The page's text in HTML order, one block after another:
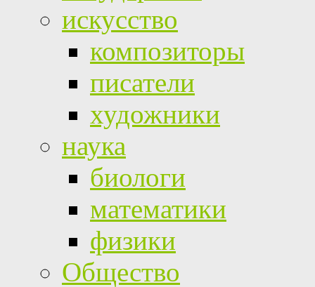
искусство
композиторы
писатели
художники
наука
биологи
математики
физики
Общество